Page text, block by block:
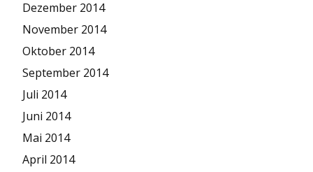
Dezember 2014
November 2014
Oktober 2014
September 2014
Juli 2014
Juni 2014
Mai 2014
April 2014